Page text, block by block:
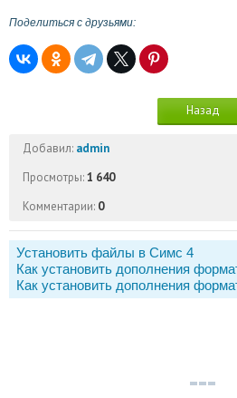
Поделиться с друзьями:
Назад
Добавил: admin
Просмотры:1 640
Комментарии: 0
Установить файлы в Симс 4
Как установить дополнения
Как установить дополнения